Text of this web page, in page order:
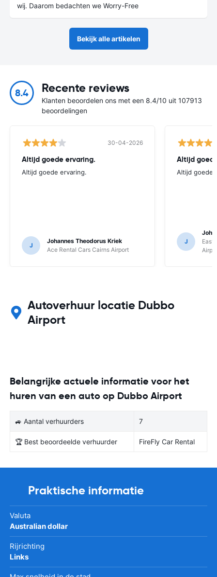
wij. Daarom bedachten we Worry-Free
Bekijk alle artikelen
8.4 Recente reviews
Klanten beoordelen ons met een 8.4/10 uit 107913
beoordelingen
30-04-2026
Altijd goede ervaring.
Altijd goede ervaring.
J
Johannes Theodorus Kriek
Ace Rental Cars Cairns Airport
Altijd
Altijd goede
J
East
Autoverhuur locatie Dubbo
Airport
Belangrijke actuele informatie voor het
huren van een auto op Dubbo Airport
🚙 Aantal verhuurders 7
🏆 Best beoordeelde verhuurder FireFly Car Rental
Praktische informatie
Valuta
Australian dollar
Rijrichting
Links